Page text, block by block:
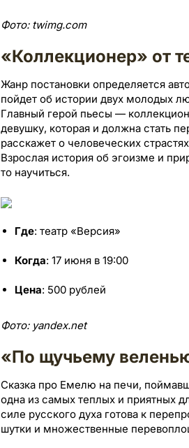
Фото: twimg.com
«Коллекционер» от
Жанр постановки определяется
пойдет об истории двух молодых
Главный герой пьесы —
девушку, которая и должна стать
расскажет о человеческих
Взрослая история об эгоизме и
то научиться.
Где: театр «Версия»
Когда: 17 июня в 19:00
Цена: 500 рублей
Фото: yandex.net
«По щучьему
Сказка про Емелю на печи,
одна из самых теплых и приятных
силе русского духа готова к
шутки и множественные